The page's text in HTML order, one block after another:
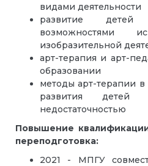
видами деятельности
развитие детей
возможностями
изобразительной
арт-терапия и арт-
образовании
методы арт-терапии
развития детей
недостаточностью
Повышение
переподготовка:
2021 - МПГУ